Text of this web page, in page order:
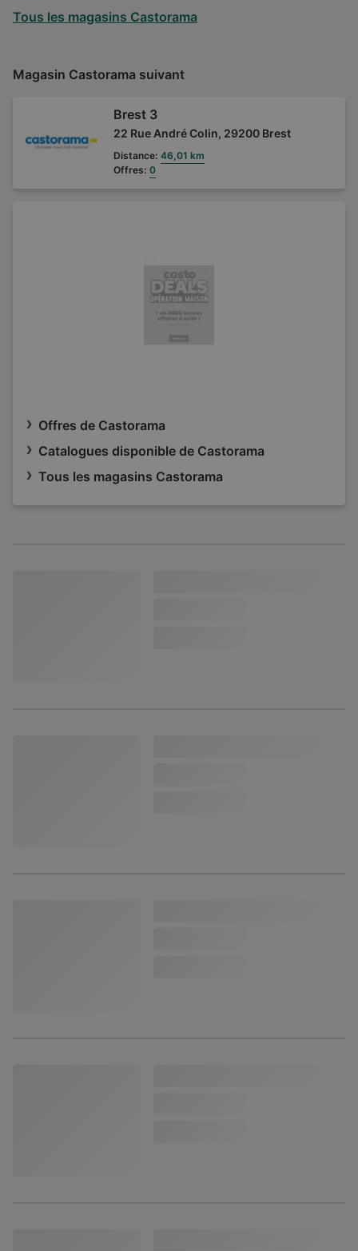
Tous les magasins Castorama
Magasin Castorama suivant
Brest 3
22 Rue André Colin, 29200 Brest
Distance: 46,01 km
Offres: 0
Offres de Castorama
Catalogues disponible de Castorama
Tous les magasins Castorama